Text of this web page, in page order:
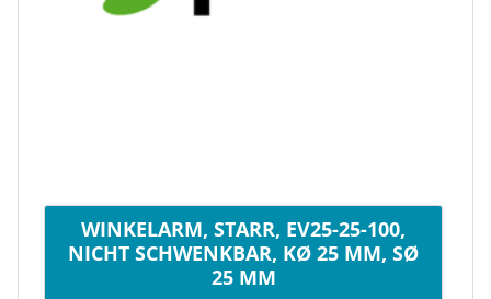
WINKELARM, STARR, EV25-25-100,
NICHT SCHWENKBAR, KØ 25 MM, SØ
25 MM